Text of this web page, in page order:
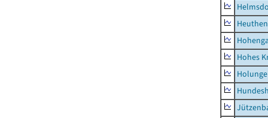
Heuthen
Hohes